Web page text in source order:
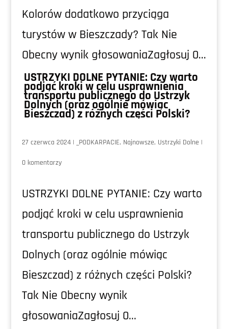
Kolorów dodatkowo przyciąga
turystów w Bieszczady? Tak Nie
Obecny wynik głosowaniaZagłosuj 0...
USTRZYKI DOLNE PYTANIE: Czy warto
podjąć kroki w celu usprawnienia
transportu publicznego do Ustrzyk
Dolnych (oraz ogólnie mówiąc
Bieszczad) z różnych części Polski?
27 czerwca 2024| _PODKARPACIE, Najnowsze, Ustrzyki Dolne |
0 komentarzy
USTRZYKI DOLNE PYTANIE: Czy warto
podjąć kroki w celu usprawnienia
transportu publicznego do Ustrzyk
Dolnych (oraz ogólnie mówiąc
Bieszczad) z różnych części Polski?
Tak Nie Obecny wynik
głosowaniaZagłosuj 0...